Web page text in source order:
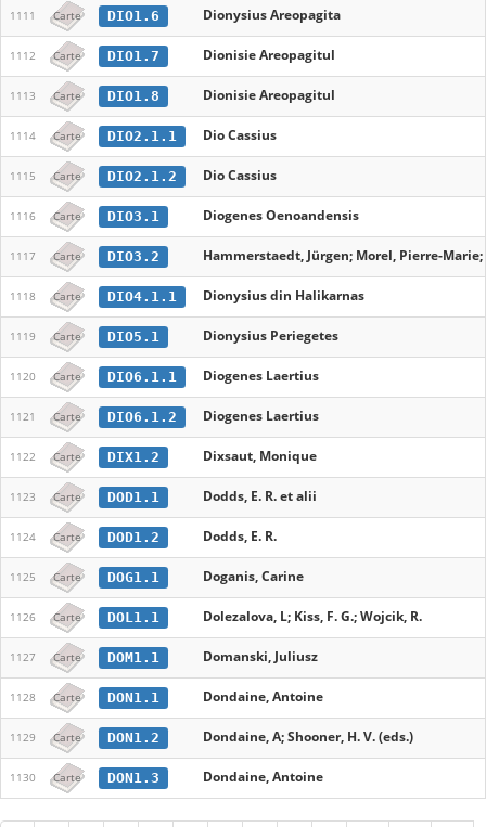
1111 Carte DIO1.6 Dionysius Areopagita
1112 Carte DIO1.7 Dionisie Areopagitul
1113 Carte DIO1.8 Dionisie Areopagitul
1114 Carte DIO2.1.1 Dio Cassius
1115 Carte DIO2.1.2 Dio Cassius
1116 Carte DIO3.1 Diogenes Oenoandensis
1117 Carte DIO3.2 Hammerstaedt, Jürgen; Morel, Pierre-
1118 Carte DIO4.1.1 Dionysius din Halikarnas
1119 Carte DIO5.1 Dionysius Periegetes
1120 Carte DIO6.1.1 Diogenes Laertius
1121 Carte DIO6.1.2 Diogenes Laertius
1122 Carte DIX1.2 Dixsaut, Monique
1123 Carte DOD1.1 Dodds, E. R. et alii
1124 Carte DOD1.2 Dodds, E. R.
1125 Carte DOG1.1 Doganis, Carine
1126 Carte DOL1.1 Dolezalova, L; Kiss, F. G.; Wojcik, R.
1127 Carte DOM1.1 Domanski, Juliusz
1128 Carte DON1.1 Dondaine, Antoine
1129 Carte DON1.2 Dondaine, A; Shooner, H. V. (eds.)
1130 Carte DON1.3 Dondaine, Antoine